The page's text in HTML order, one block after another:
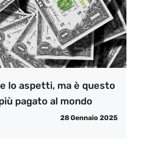
lo aspetti, ma è questo
pagato al mondo
28 Gennaio 2025